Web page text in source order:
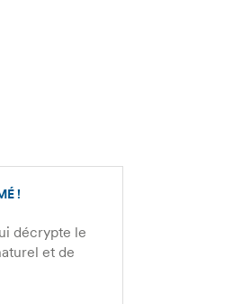
!
décrypte le
et de